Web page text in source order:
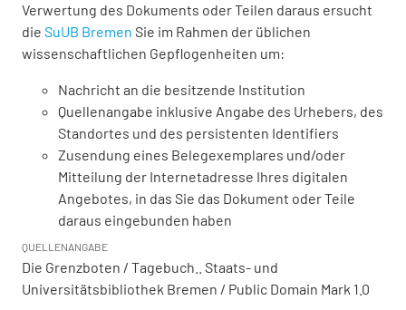
Verwertung des Dokuments oder Teilen daraus ersucht
die SuUB Bremen Sie im Rahmen der üblichen
wissenschaftlichen Gepflogenheiten um:
Nachricht an die besitzende Institution
Quellenangabe inklusive Angabe des Urhebers, des
Standortes und des persistenten Identifiers
Zusendung eines Belegexemplares und/oder
Mitteilung der Internetadresse Ihres digitalen
Angebotes, in das Sie das Dokument oder Teile
daraus eingebunden haben
QUELLENANGABE
Die Grenzboten / Tagebuch.. Staats- und
Universitätsbibliothek Bremen / Public Domain Mark 1.0